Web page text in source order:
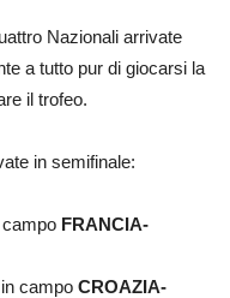
Nazionali arrivate
a tutto pur di giocarsi la
il trofeo.
in semifinale:
campo FRANCIA-
campo CROAZIA-